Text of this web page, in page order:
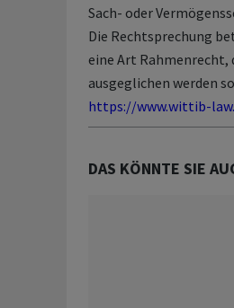
Sach- oder
Die Rechtsprechung
eine Art Rahmenrecht,
ausgeglichen werden
https://www.wittib-
DAS KÖNNTE SIE